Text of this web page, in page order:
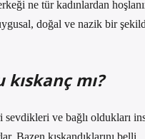
ne tür kadınlardan
doğal ve nazik bir
kıskanç mı?
ve bağlı oldukları
Bazen kıskandıklarını belli